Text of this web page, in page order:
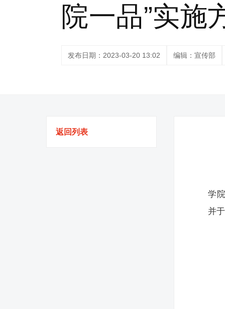
院一品”实施
发布日期：2023-03-20 13:02 编辑：宣传部
返回列表
学
并